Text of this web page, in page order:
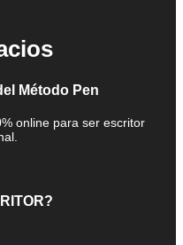
Cómo construir escenas para tus novelas
Método Pen
online para ser escritor